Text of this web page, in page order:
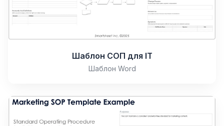
Шаблон СОП для ІТ
Шаблон Word